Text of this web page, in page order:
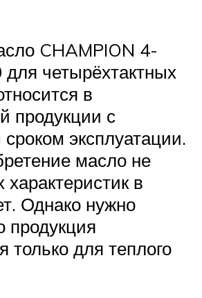
CHAMPION 4-
для четырёхтактных
в
продукции с
эксплуатации.
масло не
характеристик в
Однако нужно
продукция
только для теплого